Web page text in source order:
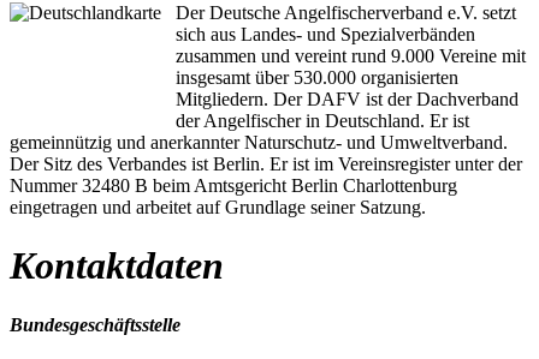
Der Deutsche Angelfischerverband e.V. setzt
sich aus Landes- und Spezialverbänden
zusammen und vereint rund 9.000 Vereine mit
insgesamt über 530.000 organisierten
Mitgliedern. Der DAFV ist der Dachverband
der Angelfischer in Deutschland. Er ist
gemeinnützig und anerkannter Naturschutz- und Umweltverband.
Der Sitz des Verbandes ist Berlin. Er ist im Vereinsregister unter der
Nummer 32480 B beim Amtsgericht Berlin Charlottenburg
eingetragen und arbeitet auf Grundlage seiner Satzung.
Kontaktdaten
Bundesgeschäftsstelle